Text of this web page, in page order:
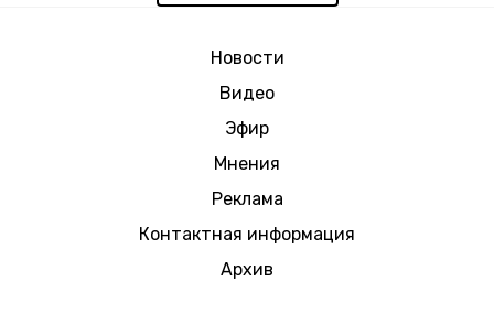
Новости
Видео
Эфир
Мнения
Реклама
Контактная информация
Архив